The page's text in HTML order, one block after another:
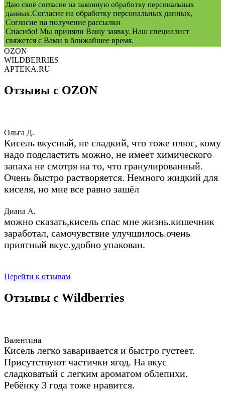
Даю своё согласие на законную обработку персональных
данных.Согласие на обработку персональных данных,
Согласие на получение рассылки
Спасибо! Мы приняли Вашу заявку. Наш специалист
свяжется с Вами в ближайшее время.
OZON
WILDBERRIES
APTEKA.RU
Отзывы с OZON
Ольга Д.
Кисель вкусный, не сладкий, что тоже плюс, кому
надо подсластить можно, не имеет химического
запаха не смотря на то, что гранулированный.
Очень быстро растворяется. Немного жидкий для
киселя, но мне все равно зашёл
Диана А.
можно сказать,кисель спас мне жизнь.кишечник
заработал, самочувствие улучшилось.очень
приятный вкус.удобно упакован.
Перейти к отзывам
Отзывы с Wildberries
Валентина
Кисель легко заваривается и быстро густеет.
Присутствуют частички ягод. На вкус
сладковатый с легким ароматом облепихи.
Ребёнку 3 года тоже нравится.